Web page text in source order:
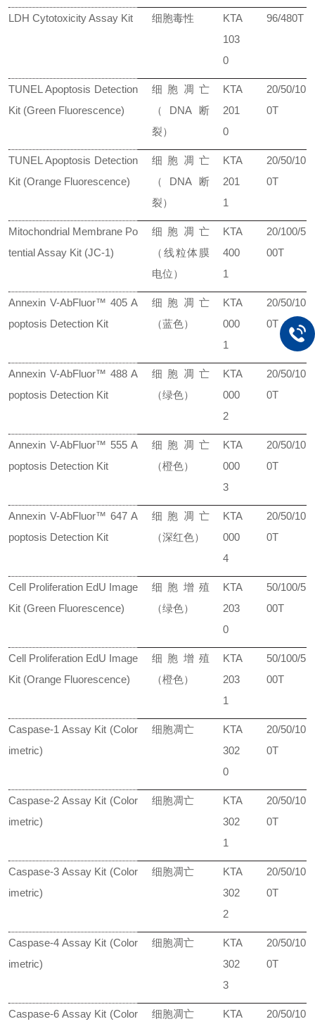
LDH Cytotoxicity Assay Kit 细胞毒性
KTA
103
0
96/480T
TUNEL Apoptosis Detection
Kit (Green Fluorescence)
细胞凋亡
（DNA断
裂）
KTA
201
0
20/50/10
0T
TUNEL Apoptosis Detection
Kit (Orange Fluorescence)
细胞凋亡
（DNA断
裂）
KTA
201
1
20/50/10
0T
Mitochondrial Membrane Po
tential Assay Kit (JC-1)
细胞凋亡
（线粒体膜
电位）
KTA
400
1
20/100/5
00T
Annexin V-AbFluor™ 405 A
poptosis Detection Kit
细胞凋亡
（蓝色）
KTA
000
1
20/50/10
0T
Annexin V-AbFluor™ 488 A
poptosis Detection Kit
细胞凋亡
（绿色）
KTA
000
2
20/50/10
0T
Annexin V-AbFluor™ 555 A
poptosis Detection Kit
细胞凋亡
（橙色）
KTA
000
3
20/50/10
0T
Annexin V-AbFluor™ 647 A
poptosis Detection Kit
细胞凋亡
（深红色）
KTA
000
4
20/50/10
0T
Cell Proliferation EdU Image
Kit (Green Fluorescence)
细胞增殖
（绿色）
KTA
203
0
50/100/5
00T
Cell Proliferation EdU Image
Kit (Orange Fluorescence)
细胞增殖
（橙色）
KTA
203
1
50/100/5
00T
Caspase-1 Assay Kit (Color
imetric)
细胞凋亡
KTA
302
0
20/50/10
0T
Caspase-2 Assay Kit (Color
imetric)
细胞凋亡
KTA
302
1
20/50/10
0T
Caspase-3 Assay Kit (Color
imetric)
细胞凋亡
KTA
302
2
20/50/10
0T
Caspase-4 Assay Kit (Color
imetric)
细胞凋亡
KTA
302
3
20/50/10
0T
Caspase-6 Assay Kit (Color
细胞凋亡
KTA
20/50/10